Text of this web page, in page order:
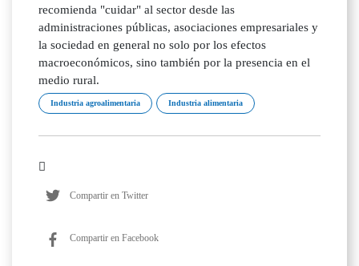
recomienda "cuidar" al sector desde las
administraciones públicas, asociaciones empresariales y
la sociedad en general no solo por los efectos
macroeconómicos, sino también por la presencia en el
medio rural.
Industria agroalimentaria Industria alimentaria
Compartir en Twitter
Compartir en Facebook